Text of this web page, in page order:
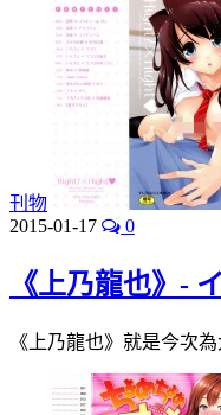
刊物
2015-01-17
0
《上乃龍也》-
《上乃龍也》就是今次